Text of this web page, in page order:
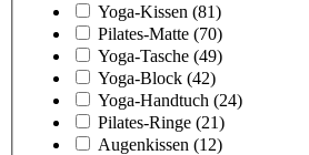
Yoga-Kissen (81)
Pilates-Matte (70)
Yoga-Tasche (49)
Yoga-Block (42)
Yoga-Handtuch (24)
Pilates-Ringe (21)
Augenkissen (12)